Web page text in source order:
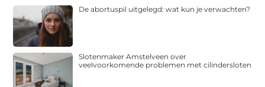
De abortuspil uitgelegd: wat kun je verwachten?
Slotenmaker Amstelveen over
veelvoorkomende problemen met cilindersloten